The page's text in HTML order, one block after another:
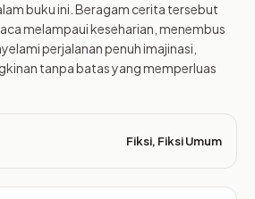
buku ini. Beragam cerita tersebut
melampaui keseharian, menembus
perjalanan penuh imajinasi,
tanpa batas yang memperluas
Fiksi, Fiksi Umum